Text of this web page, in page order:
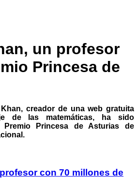
un profesor
Princesa de
creador de una web gratuita
de las matemáticas, ha sido
Princesa de Asturias de
con 70 millones de